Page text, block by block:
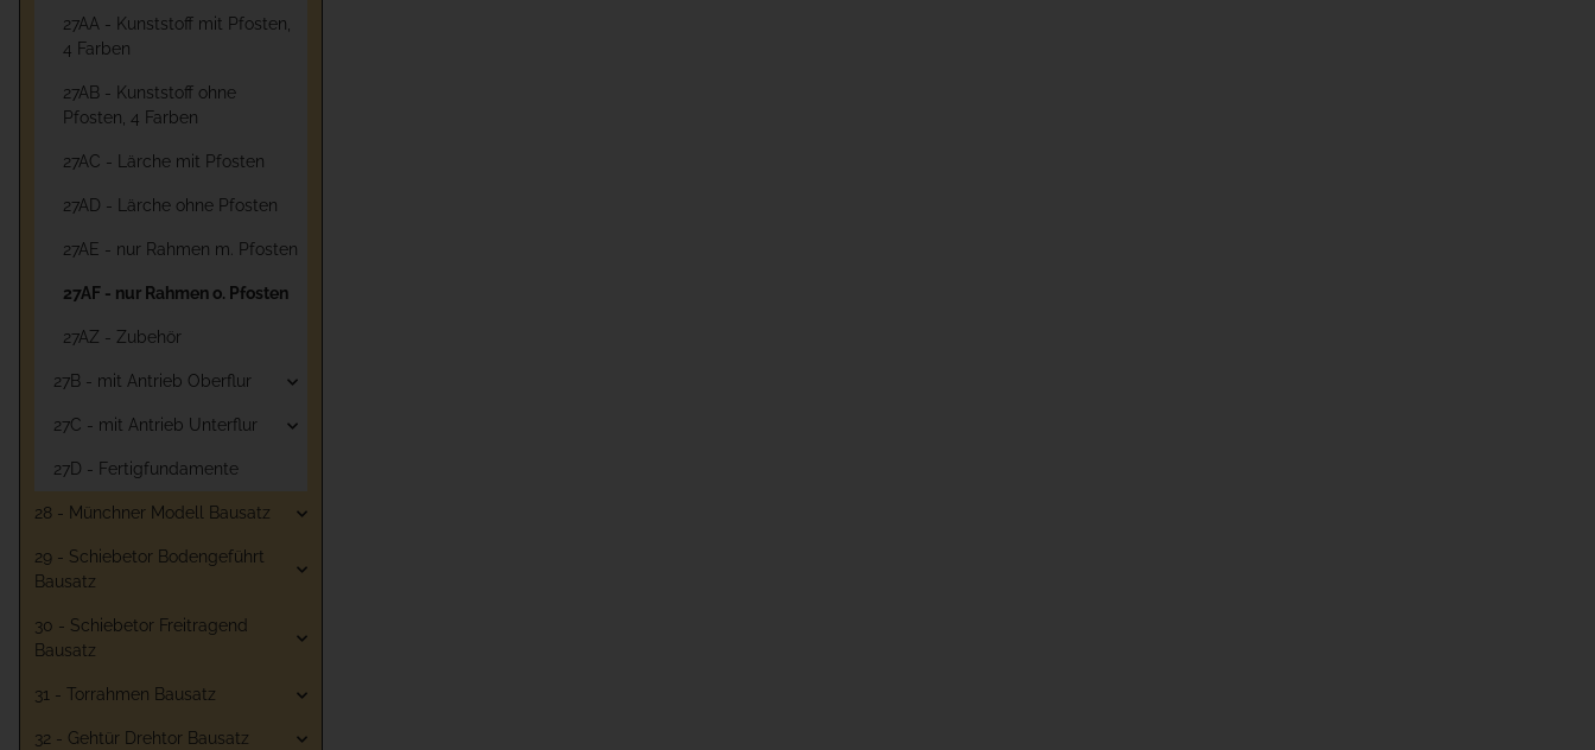
27AA - Kunststoff mit Pfosten,
4 Farben
27AB - Kunststoff ohne
Pfosten, 4 Farben
27AC - Lärche mit Pfosten
27AD - Lärche ohne Pfosten
27AE - nur Rahmen m. Pfosten
27AF - nur Rahmen o. Pfosten
27AZ - Zubehör
27B - mit Antrieb Oberflur
27C - mit Antrieb Unterflur
27D - Fertigfundamente
28 - Münchner Modell Bausatz
29 - Schiebetor Bodengeführt
Bausatz
30 - Schiebetor Freitragend
Bausatz
31 - Torrahmen Bausatz
32 - Gehtür Drehtor Bausatz